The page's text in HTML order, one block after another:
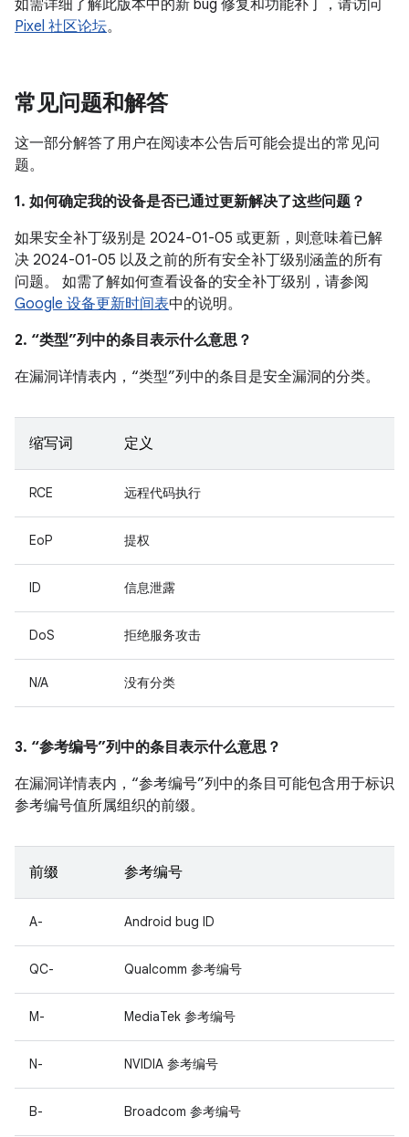
如需详细了解此版本中的新 bug 修复和功能补丁，请访问
Pixel 社区论坛。
常见问题和解答
这一部分解答了用户在阅读本公告后可能会提出的常见问
题。
1. 如何确定我的设备是否已通过更新解决了这些问题？
如果安全补丁级别是 2024-01-05 或更新，则意味着已解
决 2024-01-05 以及之前的所有安全补丁级别涵盖的所有
问题。 如需了解如何查看设备的安全补丁级别，请参阅
Google 设备更新时间表中的说明。
2. “类型”列中的条目表示什么意思？
在漏洞详情表内，“类型”列中的条目是安全漏洞的分类。
缩写词 定义
RCE 远程代码执行
EoP 提权
ID 信息泄露
DoS 拒绝服务攻击
N/A 没有分类
3. “参考编号”列中的条目表示什么意思？
在漏洞详情表内，“参考编号”列中的条目可能包含用于标识
参考编号值所属组织的前缀。
前缀 参考编号
A- Android bug ID
QC- Qualcomm 参考编号
M- MediaTek 参考编号
N- NVIDIA 参考编号
B- Broadcom 参考编号